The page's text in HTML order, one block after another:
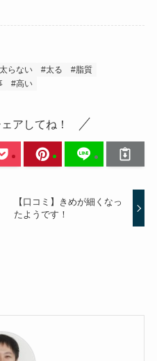
らない #太る
#脂質
#高い
アしてね！
【口コミ】きめが細くなっ
たようです！